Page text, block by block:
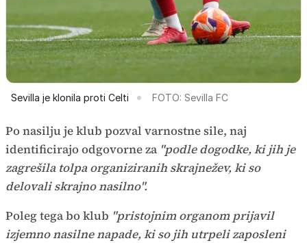
Sevilla je klonila proti Celti FOTO: Sevilla FC
Po nasilju je klub pozval varnostne sile, naj
identificirajo odgovorne za "podle dogodke, ki jih je
zagrešila tolpa organiziranih skrajnežev, ki so
delovali skrajno nasilno".
Poleg tega bo klub "pristojnim organom prijavil
izjemno nasilne napade, ki so jih utrpeli zaposleni